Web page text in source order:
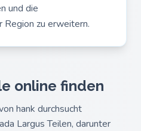
und die
Region zu erweitern.
online finden
hank durchsucht
Largus Teilen, darunter